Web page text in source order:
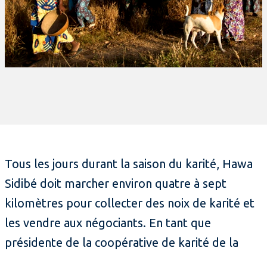
Tous les jours durant la saison du karité, Hawa
Sidibé doit marcher environ quatre à sept
kilomètres pour collecter des noix de karité et
les vendre aux négociants. En tant que
présidente de la coopérative de karité de la